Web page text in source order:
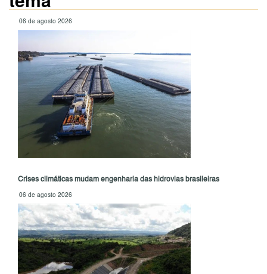
06 de agosto 2026
Crises climáticas mudam engenharia das hidrovias brasileiras
06 de agosto 2026